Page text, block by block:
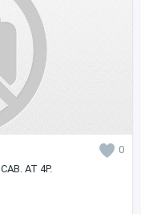
0
AT 4P.